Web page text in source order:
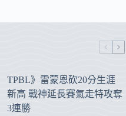
TPBL》雷蒙恩砍20分生涯
新高 戰神延長賽氣走特攻奪
3連勝